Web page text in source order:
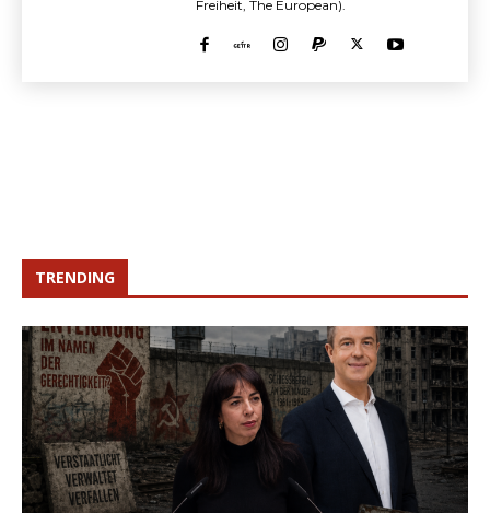
Freiheit, The European).
TRENDING